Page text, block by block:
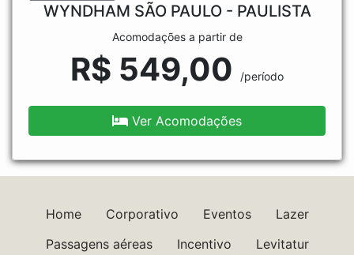
WYNDHAM SÃO PAULO - PAULISTA
Acomodações a partir de
R$ 549,00 /período
Ver Acomodações
Home Corporativo Eventos
Lazer
Passagens aéreas
Incentivo
Levitatur